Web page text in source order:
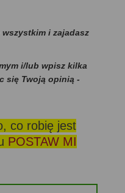
i zajadasz
i/lub wpisz kilka
się Twoją opinią -
co robię jest
POSTAW MI